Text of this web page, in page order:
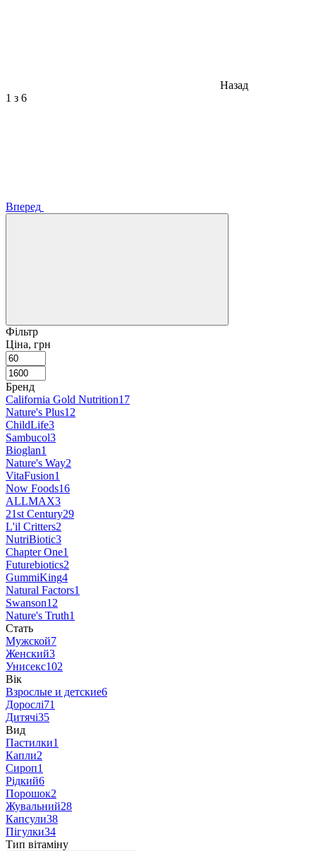
Назад
1 з 6
Вперед
Фільтр
Ціна, грн
Бренд
California Gold Nutrition17
Nature's Plus12
ChildLife3
Sambucol3
Bioglan1
Nature's Way2
VitaFusion1
Now Foods16
ALLMAX3
21st Century29
L'il Critters2
NutriBiotic3
Chapter One1
Futurebiotics2
GummiKing4
Natural Factors1
Swanson12
Nature's Truth1
Стать
Мужской7
Женский3
Унисекс102
Вік
Взрослые и детские6
Дорослі71
Дитячі35
Вид
Пастилки1
Капли2
Сироп1
Рідкий6
Порошок2
Жувальний28
Капсули38
Пігулки34
Тип вітаміну